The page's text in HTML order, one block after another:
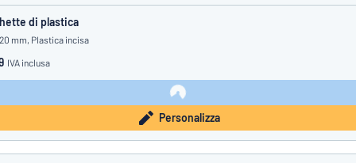
di plastica
mm, Plastica incisa
IVA inclusa
Personalizza